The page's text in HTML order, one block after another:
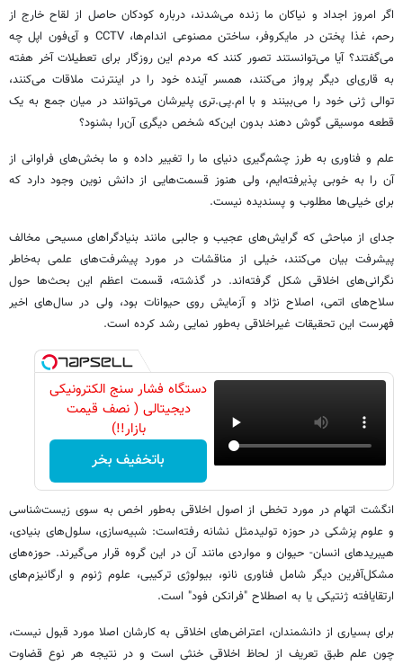
اگر امروز اجداد و نیاکان ما زنده می‌شدند، درباره کودکان حاصل از لقاح خارج از
رحم، غذا پختن در مایکروفر، ساختن مصنوعی اندام‌ها، CCTV و آی‌فون اپل چه
می‌گفتند؟ آیا می‌توانستند تصور کنند که مردم این روزگار برای تعطیلات آخر هفته
به قاری‌ای دیگر پرواز می‌کنند، همسر آینده خود را در اینترنت ملاقات می‌کنند،
توالی ژنی خود را می‌بینند و با ام.پی.تری پلیرشان می‌توانند در میان جمع به یک
قطعه موسیقی گوش دهند بدون این‌که شخص دیگری آن‌را بشنود؟
علم و فناوری به طرز چشم‌گیری دنیای ما را تغییر داده و ما بخش‌های فراوانی از
آن را به خوبی پذیرفته‌ایم، ولی هنوز قسمت‌هایی از دانش نوین وجود دارد که
برای خیلی‌ها مطلوب و پسندیده نیست.
جدای از مباحثی که گرایش‌های عجیب و جالبی مانند بنیادگراهای مسیحی مخالف
پیشرفت بیان می‌کنند، خیلی از مناقشات در مورد پیشرفت‌های علمی به‌خاطر
نگرانی‌های اخلاقی شکل گرفته‌اند. در گذشته، قسمت اعظم این بحث‌ها حول
سلاح‌های اتمی، اصلاح نژاد و آزمایش روی حیوانات بود، ولی در سال‌های اخیر
فهرست این تحقیقات غیراخلاقی به‌طور نمایی رشد کرده است.
دستگاه فشار سنج الکترونیکی
دیجیتالی ( نصف قیمت
بازار!!)
باتخفیف بخر
انگشت اتهام در مورد تخطی از اصول اخلاقی به‌طور اخص به سوی زیست‌شناسی
و علوم پزشکی در حوزه تولیدمثل نشانه رفته‌است: شبیه‌سازی، سلول‌های بنیادی،
هیبریدهای انسان- حیوان و مواردی مانند آن در این گروه قرار می‌گیرند. حوزه‌های
مشکل‌آفرین دیگر شامل فناوری نانو، بیولوژی ترکیبی، علوم ژنوم و ارگانیزم‌های
ارتقایافته ژنتیکی یا به اصطلاح "فرانکن فود" است.
برای بسیاری از دانشمندان، اعتراض‌های اخلاقی به کارشان اصلا مورد قبول نیست،
چون علم طبق تعریف از لحاظ اخلاقی خنثی است و در نتیجه هر نوع قضاوت